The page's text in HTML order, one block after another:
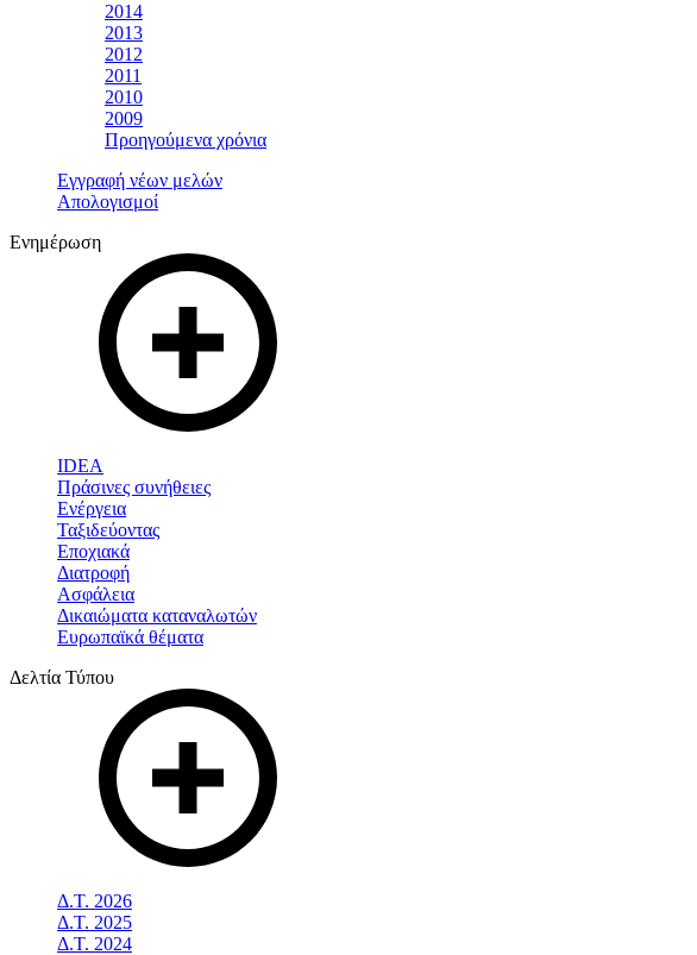
2014
2013
2012
2011
2010
2009
Προηγούμενα χρόνια
Εγγραφή νέων μελών
Απολογισμοί
Ενημέρωση
IDEA
Πράσινες συνήθειες
Ενέργεια
Ταξιδεύοντας
Εποχιακά
Διατροφή
Ασφάλεια
Δικαιώματα καταναλωτών
Ευρωπαϊκά θέματα
Δελτία Τύπου
Δ.Τ. 2026
Δ.Τ. 2025
Δ.Τ. 2024